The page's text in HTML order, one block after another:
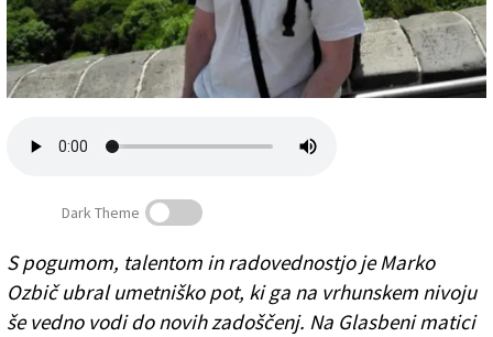
Uredništvo
Oglasi
Založnik
»Lepo je, če te ponovno vabijo«
Dark Theme
S pogumom, talentom in radovednostjo je Marko
Ozbič ubral umetniško pot, ki ga na vrhunskem nivoju
še vedno vodi do novih zadoščenj. Na Glasbeni matici